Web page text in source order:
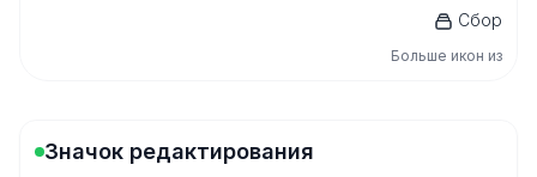
Сбор
Больше икон из
Значок редактирования